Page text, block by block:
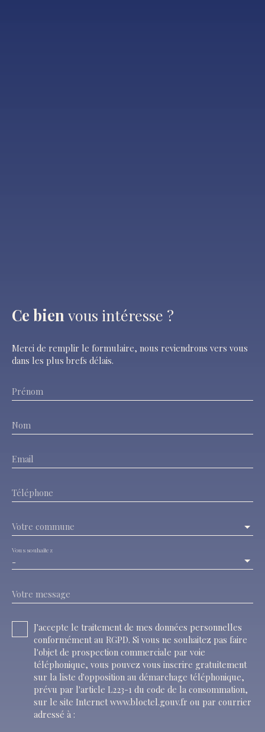
Ce bien vous intéresse ?
Merci de remplir le formulaire, nous reviendrons vers vous
dans les plus brefs délais.
Prénom
Nom
Email
Téléphone
Votre commune
-
Vous souhaitez
Votre message
J'accepte le traitement de mes données personnelles
conformément au RGPD. Si vous ne souhaitez pas faire
l'objet de prospection commerciale par voie
téléphonique, vous pouvez vous inscrire gratuitement
sur la liste d'opposition au démarchage téléphonique,
prévu par l'article L223-1 du code de la consommation,
sur le site Internet www.bloctel.gouv.fr ou par courrier
adressé à :